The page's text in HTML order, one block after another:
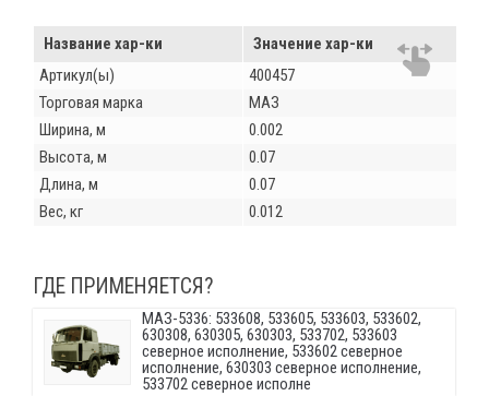
Название хар-ки
Значение хар-ки
Артикул(ы)
400457
Торговая марка
МАЗ
Ширина, м
0.002
Высота, м
0.07
Длина, м
0.07
Вес, кг
0.012
ГДЕ ПРИМЕНЯЕТСЯ?
МАЗ-5336: 533608, 533605, 533603, 533602,
630308, 630305, 630303, 533702, 533603
северное исполнение, 533602 северное
исполнение, 630303 северное исполнение,
533702 северное исполне